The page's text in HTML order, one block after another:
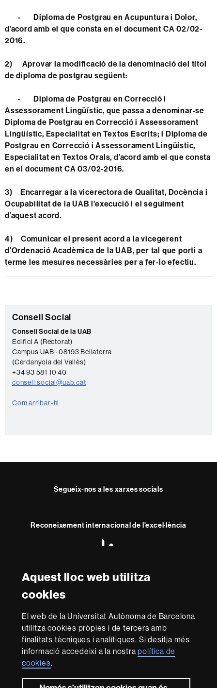
Aquest lloc web utilitza
cookies
El web de la Universitat Autònoma de Barcelona
utilitza cookies pròpies i de tercers amb
finalitats tècniques i analítiques. Si desitja més
informació accedeixi a la nostrapolítica de
cookies.
- Diploma de Postgrau en Acupuntura i Dolor,
d’acord amb el que consta en el document CA 02/02-
2016.
2) Aprovar la modificació de la denominació del títol
de diploma de postgrau següent:
- Diploma de Postgrau en Correcció i
Assessorament Lingüístic, que passa a denominar-se
Diploma de Postgrau en Correcció i Assessorament
Lingüístic, Especialitat en Textos Escrits; i Diploma de
Postgrau en Correcció i Assessorament Lingüístic,
Especialitat en Textos Orals, d’acord amb el que consta
en el document CA 03/02-2016.
3) Encarregar a la vicerectora de Qualitat, Docència i
Ocupabilitat de la UAB l'execució i el seguiment
d’aquest acord.
4) Comunicar el present acord a la vicegerent
d'Ordenació Acadèmica de la UAB, per tal que porti a
terme les mesures necessàries per a fer-lo efectiu.
Informació
complementària
C
o
n
t
a
c
t
Consell Social
Consell Social de la UAB
Edifici A (Rectorat)
Campus UAB · 08193 Bellaterra
(Cerdanyola del Vallès)
+34 93 581 10 40
consell.social@uab.cat
Com arribar-hi
Segueix-nos a les xarxes socials
Reconeixement internacional de l'excel·lència
Research
-
Amb el finançament de
Sobre
aquest
web
El Consell Social és l'òrgan de participació de la societat
en la Universitat. Promou polítiques de qualitat i de
les funcions que té atribuïdes per llei sobre la